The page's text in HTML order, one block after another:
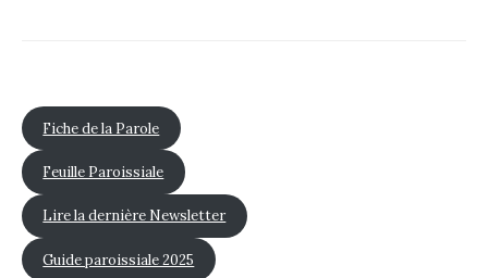
Fiche de la Parole
Feuille Paroissiale
Lire la dernière Newsletter
Guide paroissiale 2025